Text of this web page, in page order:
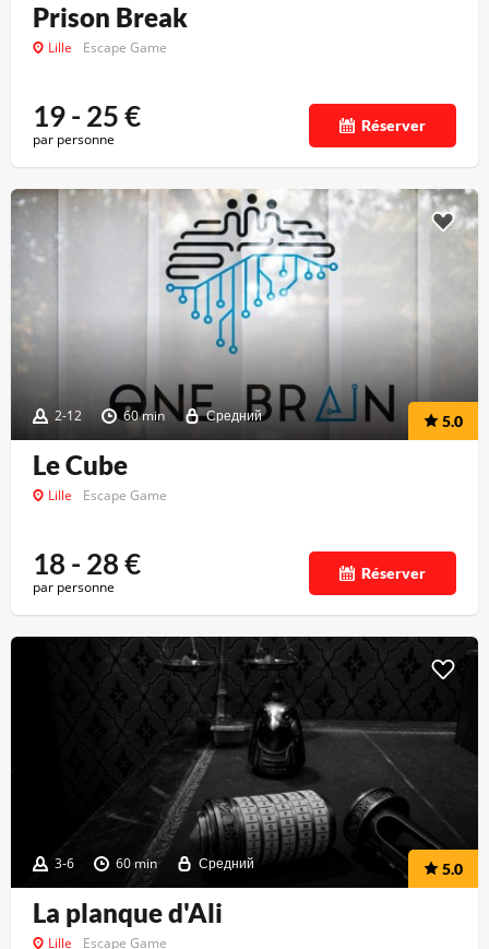
Prison Break
Lille Escape Game
19 - 25€
par personne
Réserver
2-12 60 min Средний 5.0
Le Cube
Lille Escape Game
18 - 28€
par personne
Réserver
3-6 60 min Средний 5.0
La planque d'Ali
Lille Escape Game